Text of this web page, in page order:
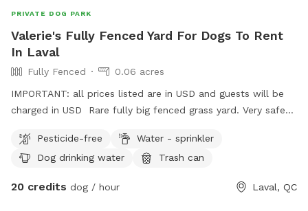
PRIVATE DOG PARK
Valerie's Fully Fenced Yard For Dogs To Rent
In Laval
Fully Fenced
0.06 acres
IMPORTANT: all prices listed are in USD and guests will be
charged in USD Rare fully big fenced grass yard. Very safe
run
Pesticide-free
Water - sprinkler
Dog drinking water
Trash can
20 credits dog / hour Laval, QC